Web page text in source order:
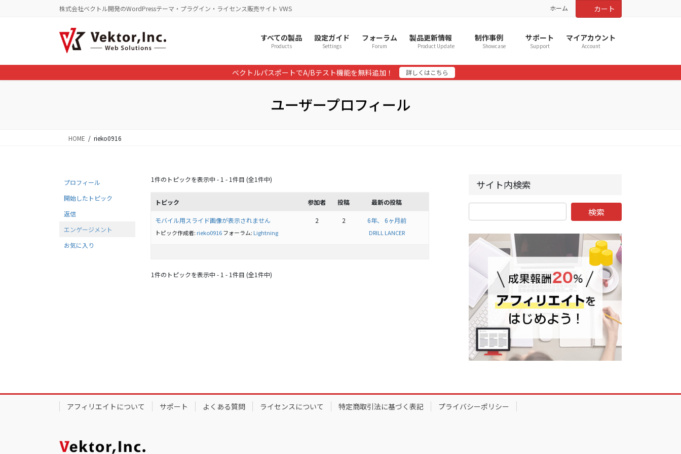
に
移
ョ
ン
株式会社ベクトル開発のWordPressテーマ・プラグイン・ライセンス販売サイト VWS ホーム カート
すべての製品
Products
設定ガイド
Settings
フォーラム
Forum
製品更新情報
Product Update
制作事例
Showcase
サポート
Support
マイアカウント
Account
ベクトルパスポートでA/Bテスト機能を無料追加！ 詳しくはこちら
ユーザープロフィール
HOME rieko0916
プロフィール
開始したトピック
返信
エンゲージメント
お気に入り
1件のトピックを表示中 - 1 - 1件目 (全1件中)
トピック 参加者 投稿 最新の投稿
モバイル用スライド画像が表示されません
トピック作成者: rieko0916フォーラム: Lightning
2 2 6年、 6ヶ月前
DRILL LANCER
1件のトピックを表示中 - 1 - 1件目 (全1件中)
サイト内検索
アフィリエイトについて サポート よくある質問 ライセンスについて 特定商取引法に基づく表記 プライバシーポリシー